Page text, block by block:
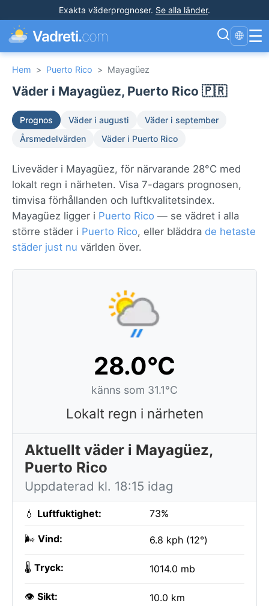
Exakta väderprognoser. Se alla länder.
Vadreti.com 🌐 ☰
Hem > Puerto Rico > Mayagüez
Väder i Mayagüez, Puerto Rico 🇵🇷
Prognos Väder i augusti
Väder i september
Årsmedelvärden
Väder i Puerto Rico
Liveväder i Mayagüez, för närvarande 28°C med
lokalt regn i närheten. Visa 7-dagars prognosen,
timvisa förhållanden och luftkvalitetsindex.
Mayagüez ligger i Puerto Rico — se vädret i alla
större städer i Puerto Rico, eller bläddra de hetaste
städer just nu världen över.
28.0°C
känns som 31.1°C
Lokalt regn i närheten
Aktuellt väder i Mayagüez,
Puerto Rico
Uppdaterad kl. 18:15 idag
💧 Luftfuktighet: 73%
🌬️ Vind: 6.8 kph (12°)
🌡️ Tryck: 1014.0 mb
👁️ Sikt: 10.0 km